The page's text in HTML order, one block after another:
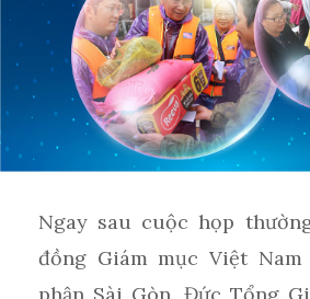
Ngay sau cuộc họp
đồng Giám mục Việt
phận Sài Gòn. Đức Tổng